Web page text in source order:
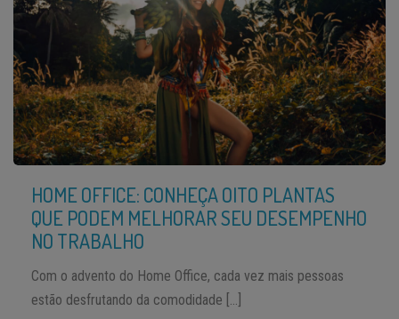
HOME OFFICE: CONHEÇA OITO PLANTAS
QUE PODEM MELHORAR SEU DESEMPENHO
NO TRABALHO
Com o advento do Home Office, cada vez mais pessoas
estão desfrutando da comodidade […]